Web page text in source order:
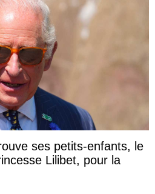
ses petits-enfants, le
Lilibet, pour la